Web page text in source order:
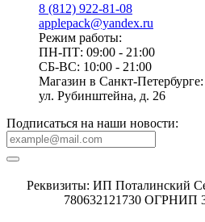
8 (812) 922-81-08
applepack@yandex.ru
Режим работы:
ПН-ПТ: 09:00 - 21:00
СБ-ВС: 10:00 - 21:00
Магазин в Санкт-Петербурге:
ул. Рубинштейна, д. 26
Подписаться на наши новости:
Реквизиты: ИП Поталинский
780632121730 ОГРНИП